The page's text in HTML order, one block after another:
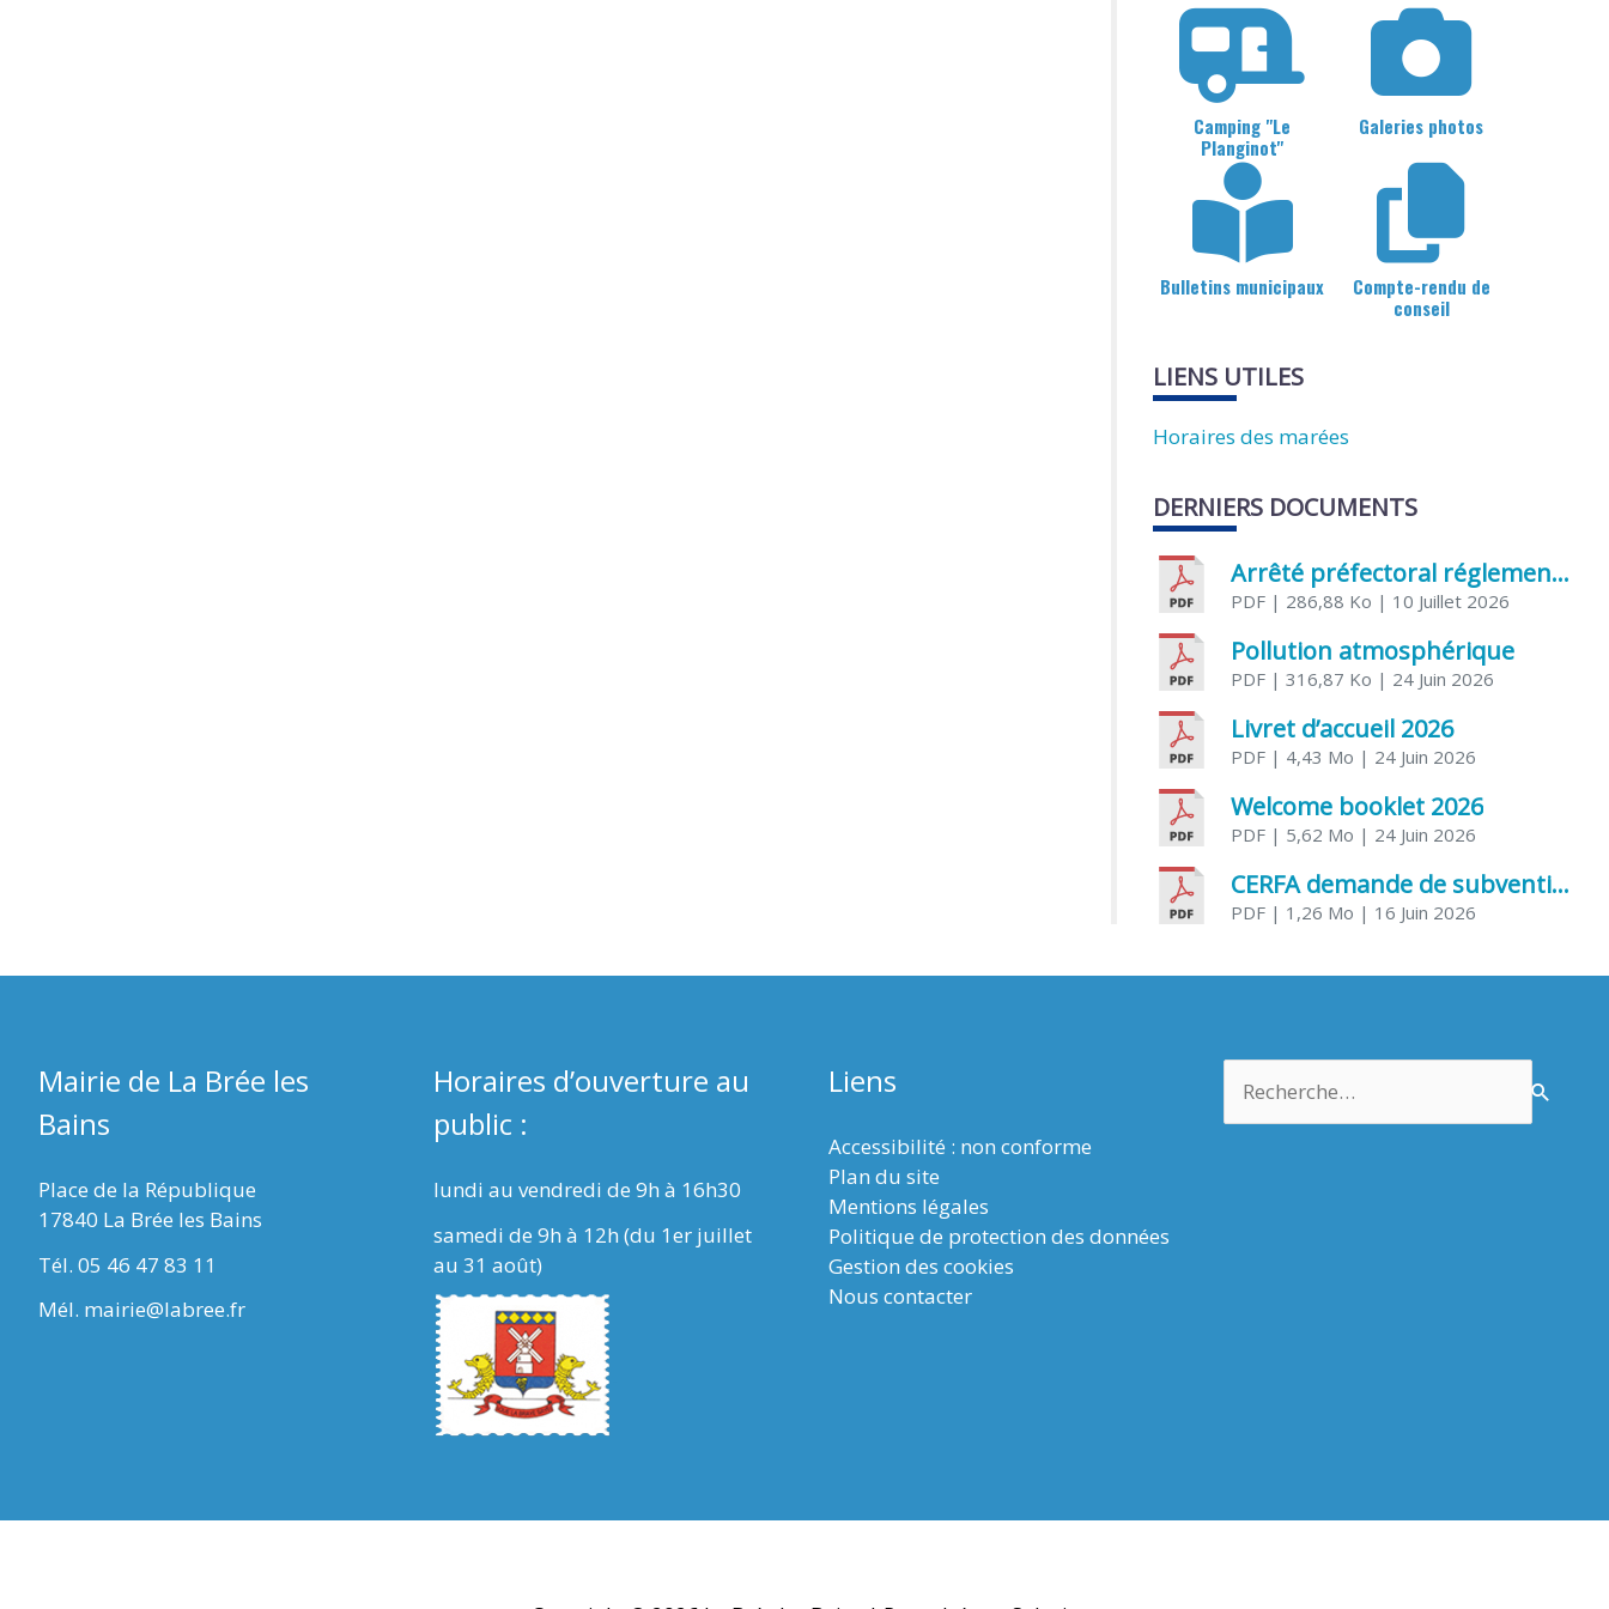
Camping "Le
Planginot"
Galeries photos
Bulletins municipaux
Compte-rendu de
conseil
LIENS UTILES
Horaires des marées
DERNIERS DOCUMENTS
Arrêté préfectoral réglementant l’usage de l’eau
PDF | 286,88 Ko | 10 Juillet 2026
Pollution atmosphérique
PDF | 316,87 Ko | 24 Juin 2026
Livret d’accueil 2026
PDF | 4,43 Mo | 24 Juin 2026
Welcome booklet 2026
PDF | 5,62 Mo | 24 Juin 2026
CERFA demande de subvention association
PDF | 1,26 Mo | 16 Juin 2026
Mairie de La Brée les
Bains
Place de la République
17840 La Brée les Bains
Tél. 05 46 47 83 11
Mél. mairie@labree.fr
Horaires d’ouverture au
public :
lundi au vendredi de 9h à 16h30
samedi de 9h à 12h (du 1er juillet
au 31 août)
Liens
Accessibilité : non conforme
Plan du site
Mentions légales
Politique de protection des données
Gestion des cookies
Nous contacter